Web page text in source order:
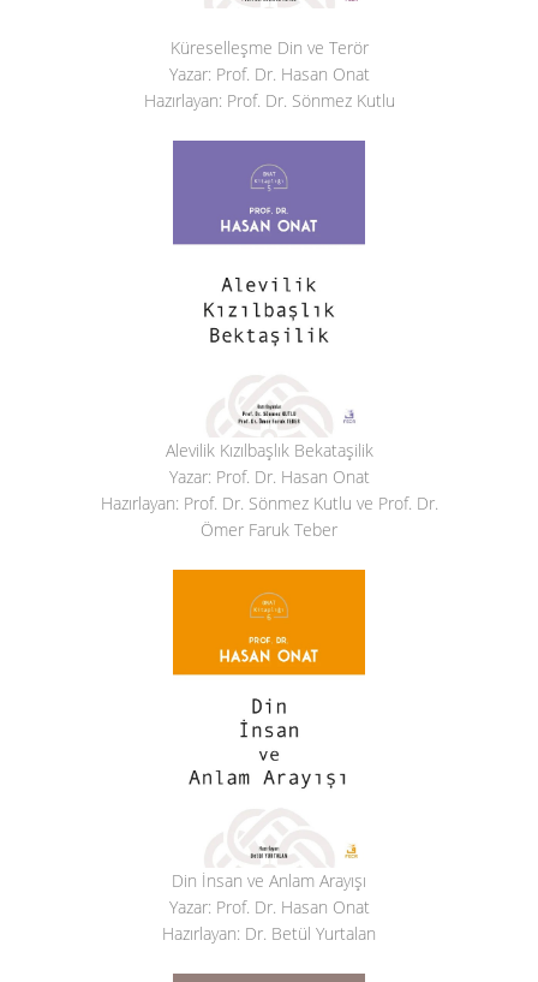
Küreselleşme Din ve Terör
Yazar: Prof. Dr. Hasan Onat
Hazırlayan: Prof. Dr. Sönmez Kutlu
Alevilik Kızılbaşlık Bekataşilik
Yazar: Prof. Dr. Hasan Onat
Hazırlayan: Prof. Dr. Sönmez Kutlu ve Prof. Dr.
Ömer Faruk Teber
Din İnsan ve Anlam Arayışı
Yazar: Prof. Dr. Hasan Onat
Hazırlayan: Dr. Betül Yurtalan